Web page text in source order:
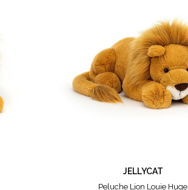
JELLYCAT
Peluche Lion Louie Huge